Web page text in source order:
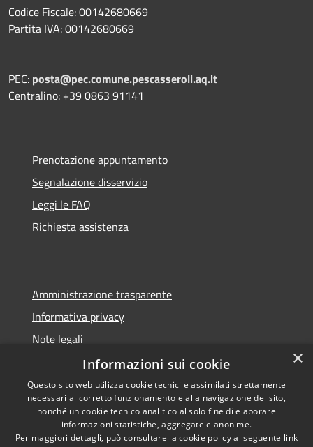
Codice Fiscale: 00142680669
Partita IVA: 00142680669
PEC: posta@pec.comune.pescasseroli.aq.it
Centralino: +39 0863 91141
Prenotazione appuntamento
Segnalazione disservizio
Leggi le FAQ
Richiesta assistenza
Amministrazione trasparente
Informativa privacy
Note legali
Dichiarazione di accessibilità
RSS
Copyright © 2026 • Comune di
×
Informazioni sui cookie
Questo sito web utilizza cookie tecnici e assimilati strettamente
necessari al corretto funzionamento e alla navigazione del sito,
nonché un cookie tecnico analitico al solo fine di elaborare
informazioni statistiche, aggregate e anonime.
Per maggiori dettagli, può consultare la cookie policy al seguente link